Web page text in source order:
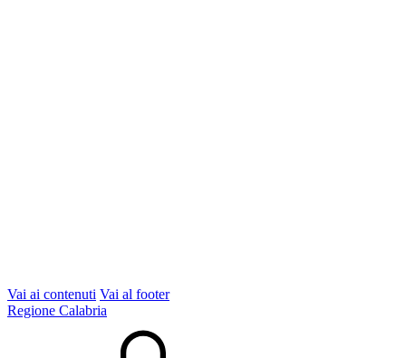
Vai ai contenuti Vai al footer
Regione Calabria